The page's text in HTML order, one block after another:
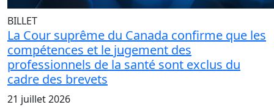
BILLET
La Cour suprême du Canada confirme que les
compétences et le jugement des
professionnels de la santé sont exclus du
cadre des brevets
21 juillet 2026